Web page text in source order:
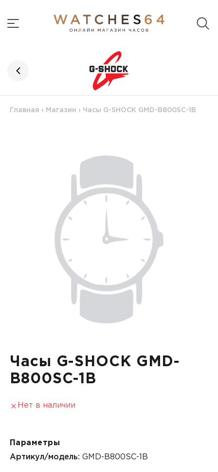
Главная › Магазин › Часы G-SHOCK GMD-B800SC-1B
Часы G-SHOCK GMD-
B800SC-1B
Нет в наличии
Параметры
Артикул/модель: GMD-B800SC-1B